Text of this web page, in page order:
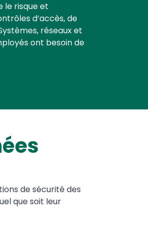
le risque et
d’accès, de
réseaux et
ont besoin de
de sécurité des
que soit leur